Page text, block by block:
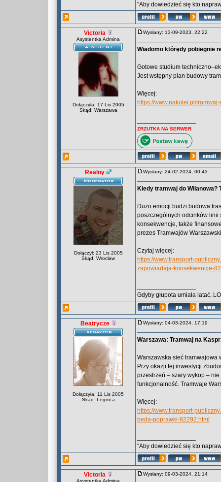
"Aby dowiedzieć się kto
Victoria
Asystentka Admina
Dołączyła: 17 Lis 2005
Skąd: Warszawa
Wysłany: 13-09-2023, 22:22
Wiadomo którędy pobiegnie
Gotowe studium
Jest wstępny plan budowy
Więcej:
https://www.nakolei.pl/
ZRZUTKA NA SERWER
Realny
Dołączył: 23 Lis 2005
Skąd: Wrocław
Wysłany: 24-02-2024, 00:43
Kiedy tramwaj do
Dużo emocji budzi budowa
poszczególnych odcinków linii
konsekwencje, także
prezes Tramwajów
Czytaj więcej:
https://www.transport-
zapowiadaja-konsekwencje-
Gdyby głupota umiała latać,
Beatrycze
Dołączyła: 11 Lis 2005
Skąd: Legnica
Wysłany: 04-03-2024, 17:19
Warszawa: Tramwaj na
Warszawska sieć tramwajowa
Przy okazji tej inwestycji
przestrzeń – szary wykop –
funkcjonalność. Tramwaje
Więcej:
https://www.transport-
beda-poprawki-82292.html
"Aby dowiedzieć się kto
Victoria
Asystentka Admina
Wysłany: 09-03-2024, 21:14